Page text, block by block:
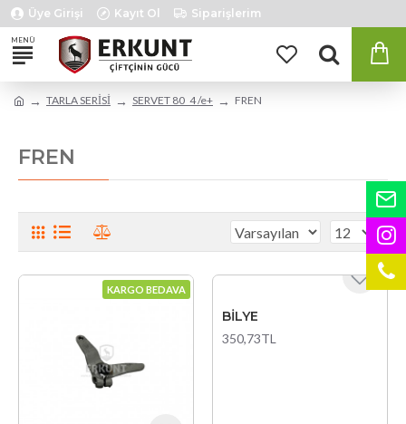
Üye Girişi Kayıt Ol Siparişlerim
TARLA SERİSİ SERVET 80_4 /e+ FREN
FREN
KARGO BEDAVA
BİLYE
350,73TL